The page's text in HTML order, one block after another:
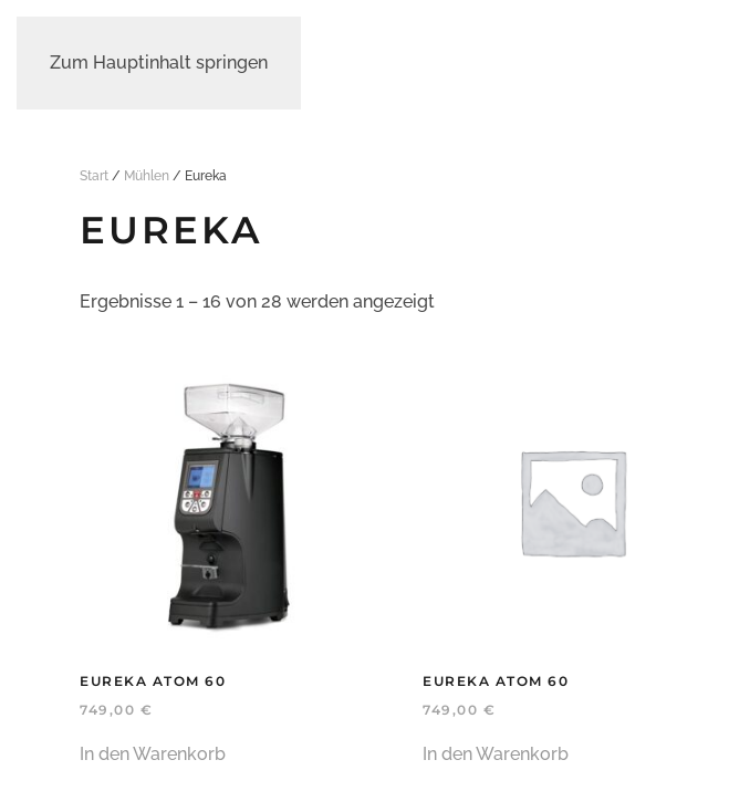
Zum Hauptinhalt springen
Start / Mühlen / Eureka
EUREKA
Ergebnisse 1 – 16 von 28 werden angezeigt
EUREKA ATOM 60
749,00 €
In den Warenkorb
EUREKA ATOM 60
749,00 €
In den Warenkorb